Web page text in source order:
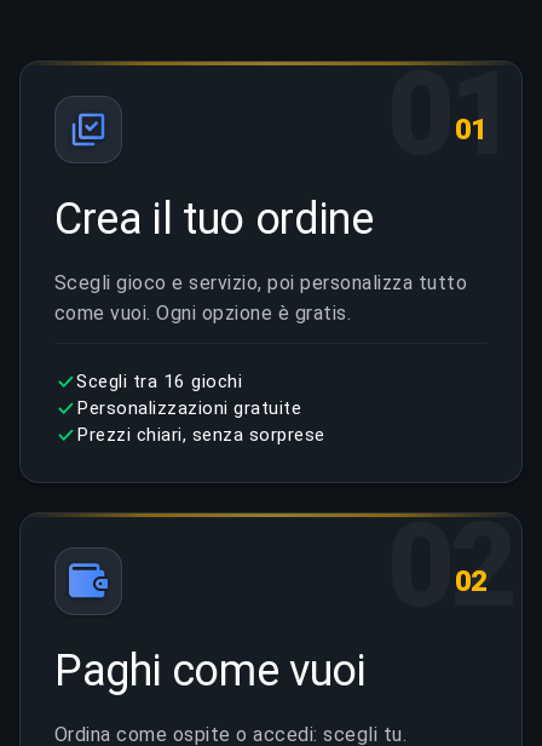
01
01
Crea il tuo ordine
Scegli gioco e servizio, poi personalizza tutto
come vuoi. Ogni opzione è gratis.
Scegli tra 16 giochi
Personalizzazioni gratuite
Prezzi chiari, senza sorprese
02
02
Paghi come vuoi
Ordina come ospite o accedi: scegli tu.